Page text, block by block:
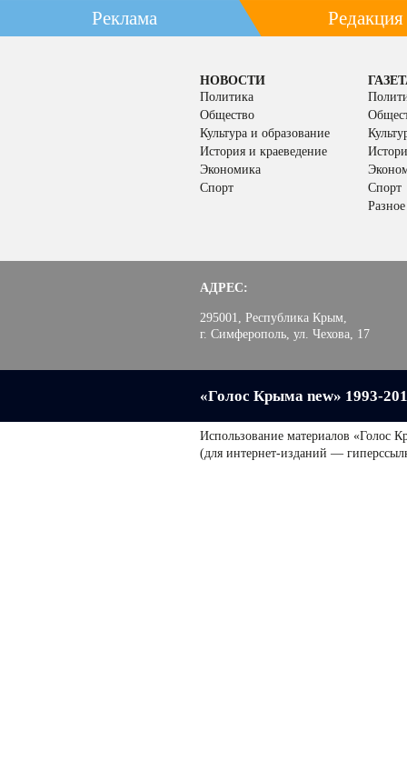
Реклама Редакция
НОВОСТИ
Политика
Общество
Культура и образование
История и краеведение
Экономика
Спорт
Спорт
Разное
АДРЕС:
295001, Республика Крым,
г. Симферополь, ул. Чехова, 17
«Голос Крыма new» 1993-
Использование материалов «Голос
(для интернет-изданий —